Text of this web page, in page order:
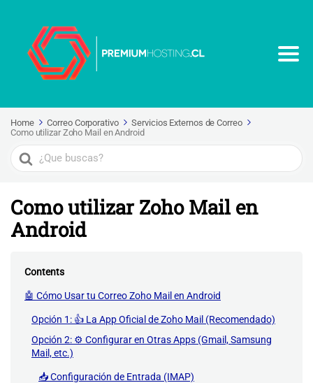
Home Correo Corporativo
Servicios Externos de Correo
Como utilizar Zoho Mail en Android
Search
For
Como utilizar Zoho Mail en
Android
Contents
🤖 Cómo Usar tu Correo Zoho Mail en Android
Opción 1: 👍 La App Oficial de Zoho Mail (Recomendado)
Opción 2: ⚙️ Configurar en Otras Apps (Gmail, Samsung
Mail, etc.)
📥 Configuración de Entrada (IMAP)